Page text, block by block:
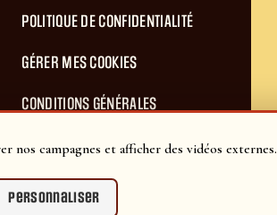
nos campagnes et afficher des vidéos externes.
Personnaliser
POLITIQUE DE CONFIDENTIALITÉ
GÉRER MES COOKIES
CONDITIONS GÉNÉRALES
CONDITIONS GÉNÉRALES DE VENTES